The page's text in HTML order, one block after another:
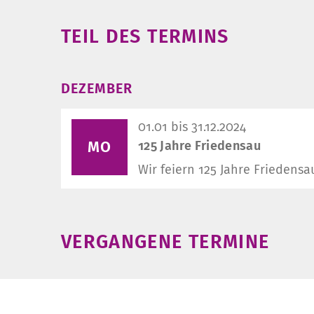
TEIL DES TERMINS
DEZEMBER
MO
01.01 bis 31.12.2024
125 Jahre Friedensau
Wir feiern 125 Jahre
VERGANGENE TERMINE